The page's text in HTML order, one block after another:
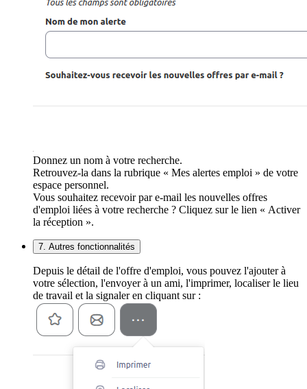
Donnez un nom à votre recherche.
Retrouvez-la dans la rubrique « Mes alertes emploi » de votre
espace personnel.
Vous souhaitez recevoir par e-mail les nouvelles offres
d'emploi liées à votre recherche ? Cliquez sur le lien « Activer
la réception ».
7. Autres fonctionnalités
Depuis le détail de l'offre d'emploi, vous pouvez l'ajouter à
votre sélection, l'envoyer à un ami, l'imprimer, localiser le lieu
de travail et la signaler en cliquant sur :